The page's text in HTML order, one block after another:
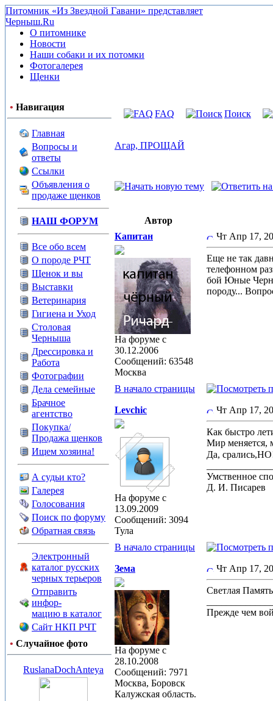
Питомник «Из Звездной Гавани» представляет
Черныш.Ru
О питомнике
Новости
Наши собаки и их потомки
Фотогалерея
Щенки
• Навигация
Главная
Вопросы и
ответы
Ссылки
Объявления о
продаже щенков
НАШ ФОРУМ
Все обо всем
О породе РЧТ
Щенок и вы
Выставки
Ветеринария
Гигиена и Уход
Столовая
Черныша
Дрессировка и
Работа
Фотографии
Дела семейные
Брачное
агентство
Покупка/
Продажа щенков
Ищем хозяина!
А судьи кто?
Галерея
Голосования
Поиск по форуму
Обратная связь
Электронный
каталог русских
черных терьеров
Отправить
инфор-
мацию в каталог
Сайт НКП РЧТ
• Случайное фото
RuslanaDochAnteya
FAQ Поиск
Агар, ПРОЩАЙ
Автор
Капитан
На форуме с
30.12.2006
Сообщений: 63548
Москва
Чт Апр 17,
Еще не так
телефонном
бой Юные
породу...
В начало страницы
Levchic
На форуме с
13.09.2009
Сообщений: 3094
Тула
Чт Апр 17,
Как быстро
Мир меняется,
Да,
Умственное
Д. И. Писарев
В начало страницы
Зема
На форуме с
28.10.2008
Сообщений: 7971
Москва, Боровск
Калужская область.
Чт Апр 17,
Светлая
Прежде чем